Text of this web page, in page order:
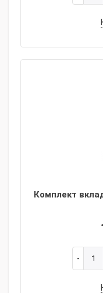
Комплект